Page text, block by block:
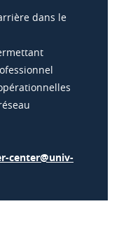
dans le
center@univ-